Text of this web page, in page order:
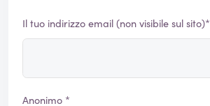
Il tuo indirizzo email (non visibile sul sito)*
Anonimo *